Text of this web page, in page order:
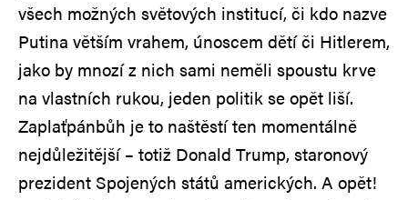
všech možných světových institucí, či kdo nazve
Putina větším vrahem, únoscem dětí či Hitlerem,
jako by mnozí z nich sami neměli spoustu krve
na vlastních rukou, jeden politik se opět liší.
Zaplaťpánbůh je to naštěstí ten momentálně
nejdůležitější – totiž Donald Trump, staronový
prezident Spojených států amerických. A opět!